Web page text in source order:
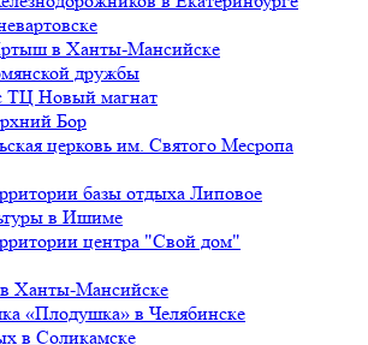
в Ханты-Мансийске
дружбы
ТЦ Новый магнат
Бор
церковь им. Святого Месропа
базы отдыха Липовое
в Ишимe
центра "Свой дом"
Ханты-Мансийске
«Плодушка» в Челябинске
в Соликамске